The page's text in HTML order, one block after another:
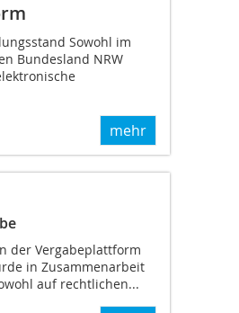
Sowohl im
Bundesland NRW
mehr
der Vergabeplattform
in Zusammenarbeit
auf rechtlichen...